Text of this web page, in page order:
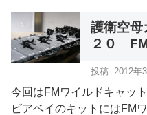
護衛空母
２０
投稿: 2012年
今回はFMワイルドキャッ
ビアベイのキットにはFM